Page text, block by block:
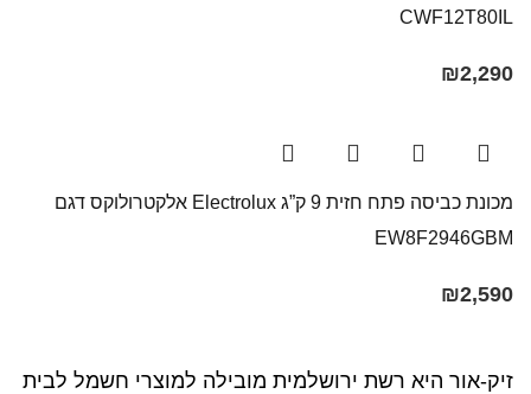
CWF12T80IL
₪2,290
מכונת כביסה ‏פתח חזית ‏9 ‏ק”ג Electrolux אלקטרולוקס דגם
EW8F2946GBM
₪2,590
זיק-אור היא רשת ירושלמית מובילה למוצרי חשמל לבית